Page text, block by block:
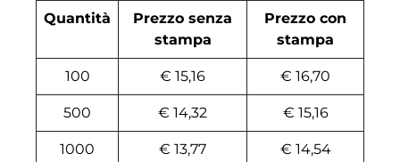
Quantità
Prezzo senza
stampa
Prezzo con
stampa
100 € 15,16 € 16,70
500 € 14,32 € 15,16
1000 € 13,77 € 14,54